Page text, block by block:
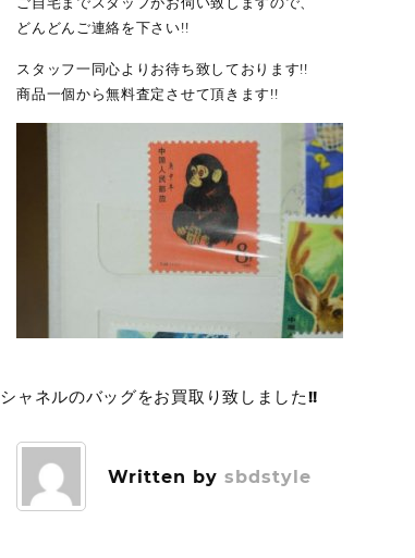
どんどんご連絡を下さい!!
スタッフ一同心よりお待ち致しております!!
商品一個から無料査定させて頂きます!!
投
稿
ビ
シャネルのバッグをお買取り致しました!!
Written bysbdstyle